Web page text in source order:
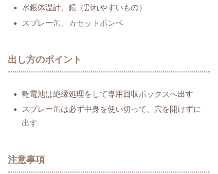
水銀体温計、鏡（割れやすいもの）
スプレー缶、カセットボンベ
出し方のポイント
乾電池は絶縁処理をして専用回収ボックスへ出す
スプレー缶は必ず中身を使い切って、穴を開けずに
出す
注意事項